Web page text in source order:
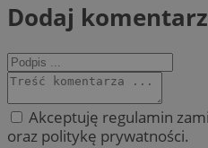
Dodaj komentarz
Akceptuję regulamin
oraz politykę prywatności.